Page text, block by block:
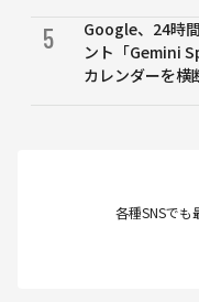
5
Google、24時
ント「Gemini
カレンダーを横
各種SNSで